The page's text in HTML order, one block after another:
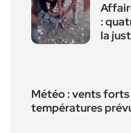
:
la
Météo : vents forts
températures